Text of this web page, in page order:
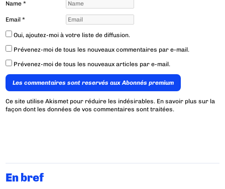
Name*
Email*
Oui, ajoutez-moi à votre liste de diffusion.
Prévenez-moi de tous les nouveaux commentaires par e-mail.
Prévenez-moi de tous les nouveaux articles par e-mail.
Les commentaires sont reservés aux Abonnés premium
Ce site utilise Akismet pour réduire les indésirables. En savoir plus sur la
façon dont les données de vos commentaires sont traitées.
En bref